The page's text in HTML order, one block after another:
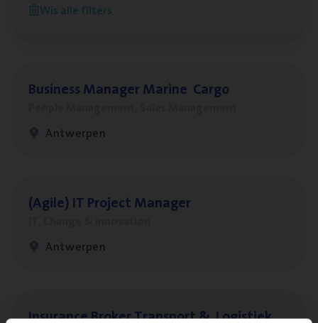
Wis alle filters
Antwerpen
Busi­ness Mana­ger Mari­ne Cargo
Antwerpen
(Agi­le) ITPro­ject Manager
Antwerpen
Insu­ran­ce Bro­ker Trans­port&Logistiek